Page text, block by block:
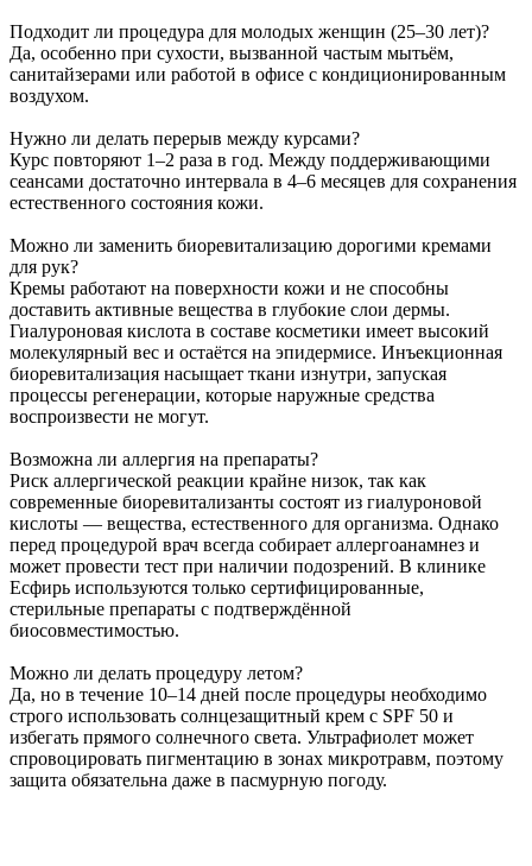
Подходит ли процедура для молодых женщин (25–30 лет)?
Да, особенно при сухости, вызванной частым мытьём,
санитайзерами или работой в офисе с кондиционированным
воздухом.
Нужно ли делать перерыв между курсами?
Курс повторяют 1–2 раза в год. Между поддерживающими
сеансами достаточно интервала в 4–6 месяцев для сохранения
естественного состояния кожи.
Можно ли заменить биоревитализацию дорогими кремами
для рук?
Кремы работают на поверхности кожи и не способны
доставить активные вещества в глубокие слои дермы.
Гиалуроновая кислота в составе косметики имеет высокий
молекулярный вес и остаётся на эпидермисе. Инъекционная
биоревитализация насыщает ткани изнутри, запуская
процессы регенерации, которые наружные средства
воспроизвести не могут.
Возможна ли аллергия на препараты?
Риск аллергической реакции крайне низок, так как
современные биоревитализанты состоят из гиалуроновой
кислоты — вещества, естественного для организма. Однако
перед процедурой врач всегда собирает аллергоанамнез и
может провести тест при наличии подозрений. В клинике
Есфирь используются только сертифицированные,
стерильные препараты с подтверждённой
биосовместимостью.
Можно ли делать процедуру летом?
Да, но в течение 10–14 дней после процедуры необходимо
строго использовать солнцезащитный крем с SPF 50 и
избегать прямого солнечного света. Ультрафиолет может
спровоцировать пигментацию в зонах микротравм, поэтому
защита обязательна даже в пасмурную погоду.